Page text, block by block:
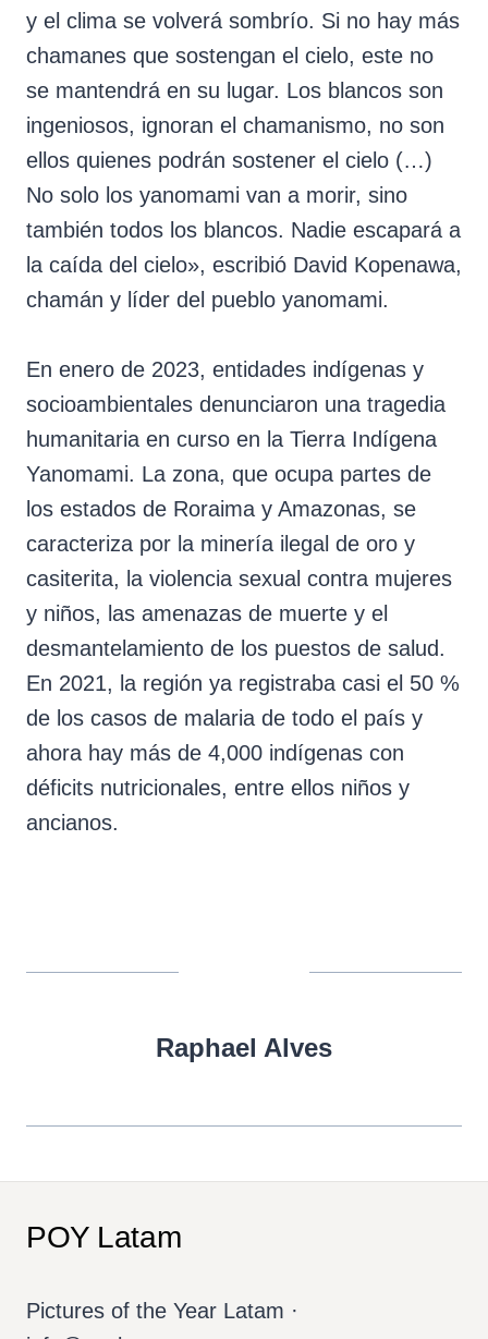
y el clima se volverá sombrío. Si no hay más
chamanes que sostengan el cielo, este no
se mantendrá en su lugar. Los blancos son
ingeniosos, ignoran el chamanismo, no son
ellos quienes podrán sostener el cielo (…)
No solo los yanomami van a morir, sino
también todos los blancos. Nadie escapará a
la caída del cielo», escribió David Kopenawa,
chamán y líder del pueblo yanomami.
En enero de 2023, entidades indígenas y
socioambientales denunciaron una tragedia
humanitaria en curso en la Tierra Indígena
Yanomami. La zona, que ocupa partes de
los estados de Roraima y Amazonas, se
caracteriza por la minería ilegal de oro y
casiterita, la violencia sexual contra mujeres
y niños, las amenazas de muerte y el
desmantelamiento de los puestos de salud.
En 2021, la región ya registraba casi el 50 %
de los casos de malaria de todo el país y
ahora hay más de 4,000 indígenas con
déficits nutricionales, entre ellos niños y
ancianos.
Raphael Alves
POY Latam
Pictures of the Year Latam ·